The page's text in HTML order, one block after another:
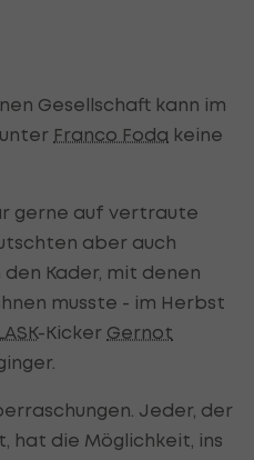
Gesellschaft kann im
unter Franco Foda keine
gerne auf vertraute
aber auch
Kader, mit denen
musste - im Herbst
-Kicker Gernot
Jeder, der
hat die Möglichkeit, ins